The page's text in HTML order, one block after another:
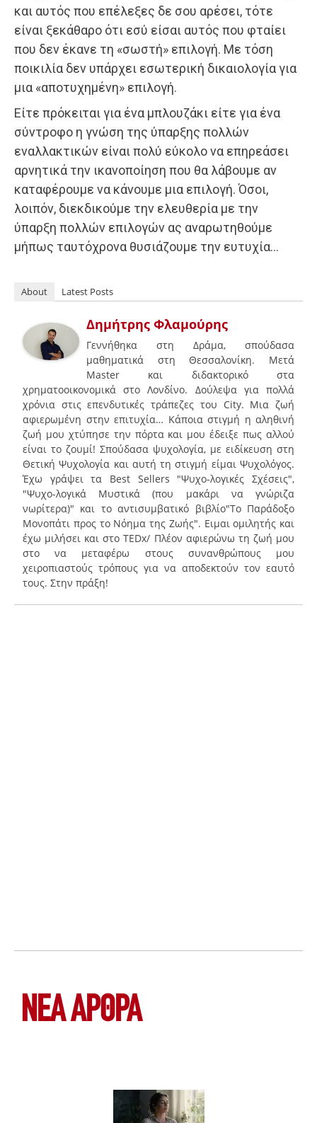
και αυτός που επέλεξες δε σου αρέσει, τότε
είναι ξεκάθαρο ότι εσύ είσαι αυτός που φταίει
που δεν έκανε τη «σωστή» επιλογή. Με τόση
ποικιλία δεν υπάρχει εσωτερική δικαιολογία για
μια «αποτυχημένη» επιλογή.
Είτε πρόκειται για ένα μπλουζάκι είτε για ένα
σύντροφο η γνώση της ύπαρξης πολλών
εναλλακτικών είναι πολύ εύκολο να επηρεάσει
αρνητικά την ικανοποίηση που θα λάβουμε αν
καταφέρουμε να κάνουμε μια επιλογή. Όσοι,
λοιπόν, διεκδικούμε την ελευθερία με την
ύπαρξη πολλών επιλογών ας αναρωτηθούμε
μήπως ταυτόχρονα θυσιάζουμε την ευτυχία…
About Latest Posts
Δημήτρης Φλαμούρης
Γεννήθηκα στη Δράμα, σπούδασα
μαθηματικά στη Θεσσαλονίκη. Μετά
Master και διδακτορικό στα
χρηματοοικονομικά στο Λονδίνο. Δούλεψα για πολλά
χρόνια στις επενδυτικές τράπεζες του City. Μια ζωή
αφιερωμένη στην επιτυχία… Κάποια στιγμή η αληθινή
ζωή μου χτύπησε την πόρτα και μου έδειξε πως αλλού
είναι το ζουμί! Σπούδασα ψυχολογία, με ειδίκευση στη
Θετική Ψυχολογία και αυτή τη στιγμή είμαι Ψυχολόγος.
Έχω γράψει τα Best Sellers "Ψυχο-λογικές Σχέσεις",
"Ψυχο-λογικά Μυστικά (που μακάρι να γνώριζα
νωρίτερα)" και το αντισυμβατικό βιβλίο"To Παράδοξο
Μονοπάτι προς το Νόημα της Ζωής". Ειμαι ομιλητής και
έχω μιλήσει και στο ΤEDx/ Πλέον αφιερώνω τη ζωή μου
στο να μεταφέρω στους συνανθρώπους μου
χειροπιαστούς τρόπους για να αποδεκτούν τον εαυτό
τους. Στην πράξη!
ΝΕΑ ΆΡΘΡΑ